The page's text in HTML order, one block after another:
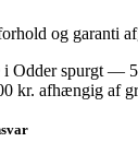
og
i Odder spurgt —
kr. afhængig af